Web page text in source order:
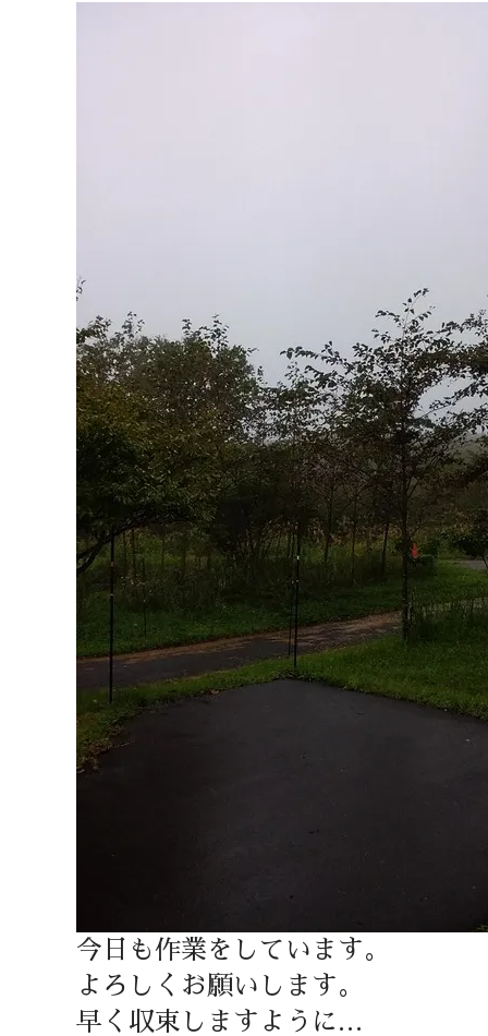
今日も作業をしています。
よろしくお願いします。
早く収束しますように…